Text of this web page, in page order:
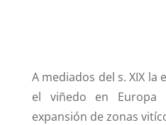
A mediados del s. XIX la
el viñedo en
expansión de zonas